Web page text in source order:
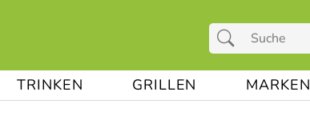
TRINKEN GRILLEN MARKEN